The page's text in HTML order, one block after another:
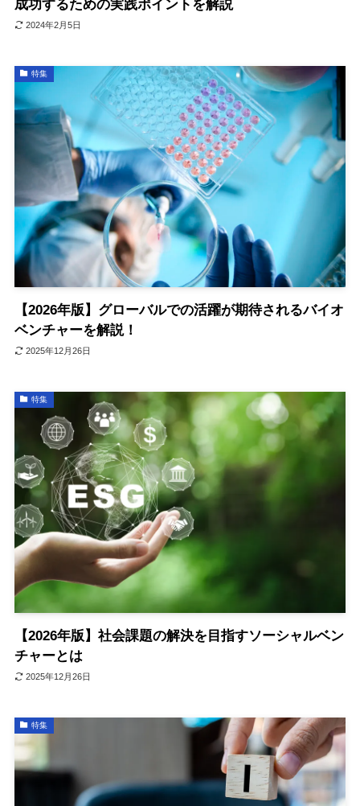
成功するための実践ポイントを解説
2024年2月5日
特集
【2026年版】グローバルでの活躍が期待されるバイオ
ベンチャーを解説！
2025年12月26日
特集
【2026年版】社会課題の解決を目指すソーシャルベン
チャーとは
2025年12月26日
特集